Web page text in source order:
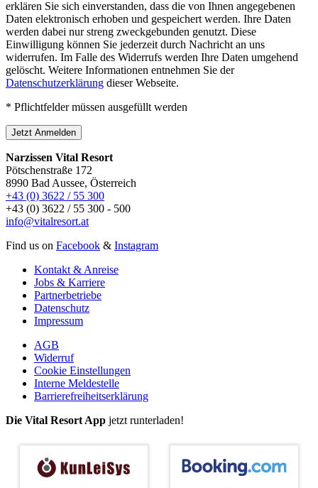
erklären Sie sich einverstanden, dass die von Ihnen angegebenen
Daten elektronisch erhoben und gespeichert werden. Ihre Daten
werden dabei nur streng zweckgebunden genutzt. Diese
Einwilligung können Sie jederzeit durch Nachricht an uns
widerrufen. Im Falle des Widerrufs werden Ihre Daten umgehend
gelöscht. Weitere Informationen entnehmen Sie der
Datenschutzerklärung dieser Webseite.
* Pflichtfelder müssen ausgefüllt werden
Jetzt Anmelden
Narzissen Vital Resort
Pötschenstraße 172
8990 Bad Aussee, Österreich
+43 (0) 3622 / 55 300
+43 (0) 3622 / 55 300 - 500
info@vitalresort.at
Find us on Facebook & Instagram
Kontakt & Anreise
Jobs & Karriere
Partnerbetriebe
Datenschutz
Impressum
AGB
Widerruf
Cookie Einstellungen
Interne Meldestelle
Barrierefreiheitserklärung
Die Vital Resort App jetzt runterladen!